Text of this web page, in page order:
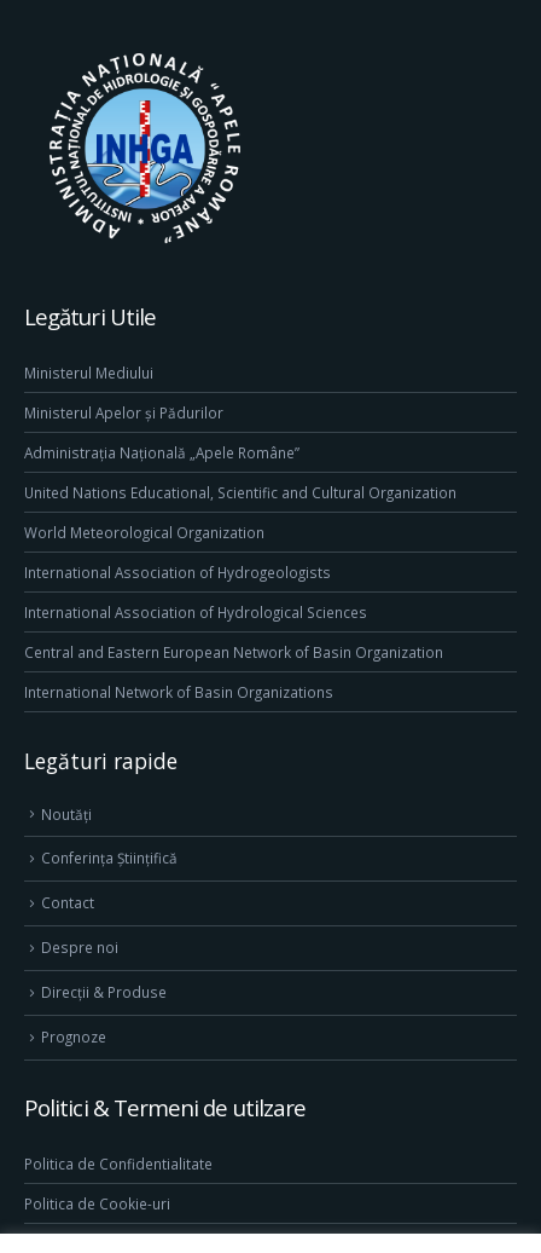
Legături Utile
Ministerul Mediului
Ministerul Apelor și Pădurilor
Administrația Națională „Apele Române”
United Nations Educational, Scientific and Cultural Organization
World Meteorological Organization
International Association of Hydrogeologists
International Association of Hydrological Sciences
Central and Eastern European Network of Basin Organization
International Network of Basin Organizations
Legături rapide
Noutăți
Conferința Științifică
Contact
Despre noi
Direcţii & Produse
Prognoze
Politici & Termeni de utilzare
Politica de Confidentialitate
Politica de Cookie-uri